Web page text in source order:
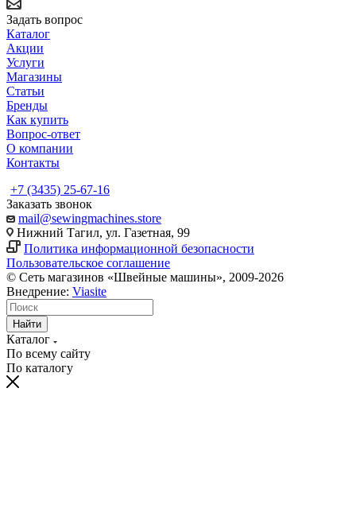
Задать вопрос
Каталог
Акции
Услуги
Магазины
Статьи
Бренды
Как купить
Вопрос-ответ
О компании
Контакты
+7 (3435) 25-67-16
Заказать звонок
mail@sewingmachines.store
Нижний Тагил, ул. Газетная, 99
Политика информационной безопасности
Пользовательское соглашение
© Сеть магазинов «Швейные машины», 2009-2026
Внедрение: Viasite
Найти
Каталог
По всему сайту
По каталогу